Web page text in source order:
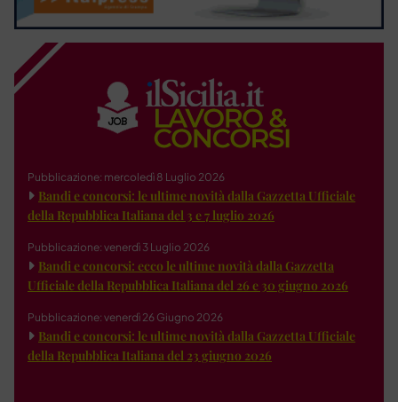
Pubblicazione: mercoledì 8 Luglio 2026
Bandi e concorsi: le ultime novità dalla Gazzetta Ufficiale
della Repubblica Italiana del 3 e 7 luglio 2026
Pubblicazione: venerdì 3 Luglio 2026
Bandi e concorsi: ecco le ultime novità dalla Gazzetta
Ufficiale della Repubblica Italiana del 26 e 30 giugno 2026
Pubblicazione: venerdì 26 Giugno 2026
Bandi e concorsi: le ultime novità dalla Gazzetta Ufficiale
della Repubblica Italiana del 23 giugno 2026